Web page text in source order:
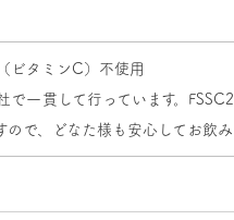
ビタミンC）不使用
で一貫して行っています。
で、どなた様も安心してお飲み